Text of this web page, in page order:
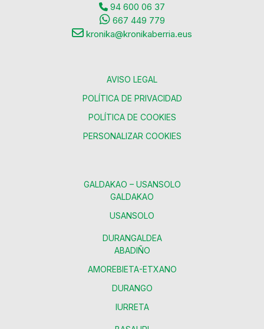
94 600 06 37
667 449 779
kronika@kronikaberria.eus
AVISO LEGAL
POLÍTICA DE PRIVACIDAD
POLÍTICA DE COOKIES
PERSONALIZAR COOKIES
GALDAKAO – USANSOLO
GALDAKAO
USANSOLO
DURANGALDEA
ABADIÑO
AMOREBIETA-ETXANO
DURANGO
IURRETA